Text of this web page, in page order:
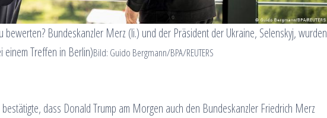
Bundeskanzler Merz (li.) und der Präsident der Ukraine, Selenskyj, wurden
Treffen in Berlin)Bild: Guido Bergmann/BPA/REUTERS
dass Donald Trump am Morgen auch den Bundeskanzler Friedrich Merz